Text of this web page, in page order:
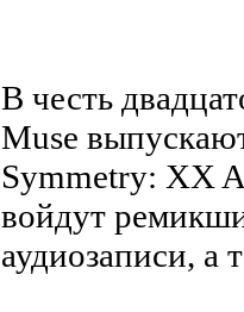
В честь
Muse
Symmetry: XX
войдут
аудиозаписи, а